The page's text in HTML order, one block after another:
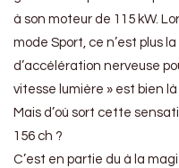
à son moteur de 115 kW.
mode Sport, ce n’est plus
d’accélération nerveuse
vitesse lumière » est bien là
Mais d’où sort cette
156 ch ?
C’est en partie du à la